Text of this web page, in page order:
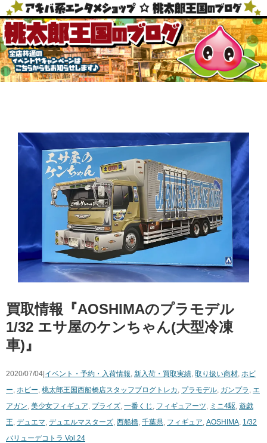
買取情報『AOSHIMAのプラモデル ​
1/32 ​エサ屋のケンちゃん(大型冷凍
車)』
2020/07/04|イベント・予約・入荷情報, 新入荷・買取実績, 取り扱い商材, ホビ
ー, ホビー, 桃太郎王国西船橋店スタッフブログ トレカ , プラモデル, ガンプラ , エ
アガン, 美少女フィギュア, プライズ, 一番くじ , フィギュアーツ, ミニ4駆, 遊戯
王, デュエマ, デュエルマスターズ, 西船橋, 千葉県, フィギュア, AOSHIMA, 1/32
バリューデコトラ Vol.24